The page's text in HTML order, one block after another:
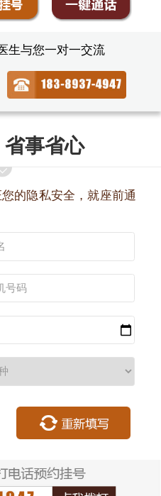
生与您一对一交流
事省心
的隐私安全，就座前通